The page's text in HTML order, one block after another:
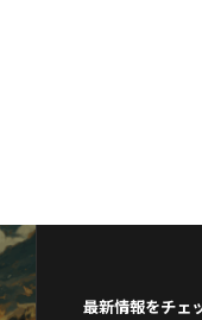
最新情報をチェ